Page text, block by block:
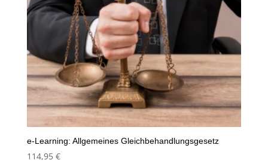
e-Learning: Allgemeines Gleichbehandlungsgesetz
114,95 €